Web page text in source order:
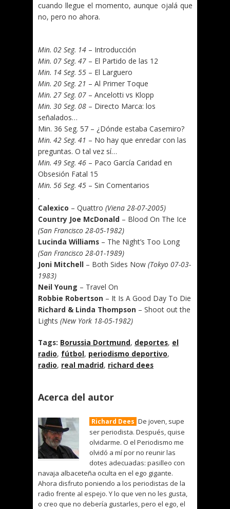
cuando llegue el momento, aunque ojalá que
no, pero no ahora.
Min. 02 Seg. 14 – Introducción
Min. 07 Seg. 47 – El Partido de las 12
Min. 14 Seg. 55 – El Larguero
Min. 20 Seg. 21 – Al Primer Toque
Min. 27 Seg. 07 – Ancelotti vs Klopp
Min. 30 Seg. 08 – Directo Marca: los
señalados…
Min. 36 Seg. 57 – ¿Dónde estaba Casemiro?
Min. 42 Seg. 41 – No hay que enredar con las
preguntas. O tal vez sí…
Min. 49 Seg. 46 – Paco García Caridad en
Obsesión Fatal 15
Min. 56 Seg. 45 – Sin Comentarios
.
Calexico – Quattro (Viena 28-07-2005)
Country Joe McDonald – Blood On The Ice
(San Francisco 28-05-1982)
Lucinda Williams – The Night’s Too Long
(San Francisco 28-01-1989)
Joni Mitchell – Both Sides Now (Tokyo 07-03-
1983)
Neil Young – Travel On
Robbie Robertson – It Is A Good Day To Die
Richard & Linda Thompson – Shoot out the
Lights (New York 18-05-1982)
Tags: Borussia Dortmund, deportes, el
radio, fútbol, periodismo deportivo,
radio, real madrid, richard dees
Acerca del autor
Richard Dees De joven, supe
ser periodista. Después, quise
olvidarme. O el Periodismo me
olvidó a mí por no reunir las
dotes adecuadas: pasilleo con
navaja albaceteña oculta en el ego gigante.
Ahora disfruto poniendo a los periodistas de la
radio frente al espejo. Y lo que ven no les gusta,
o creo que no debería gustarles, pero el ego, el